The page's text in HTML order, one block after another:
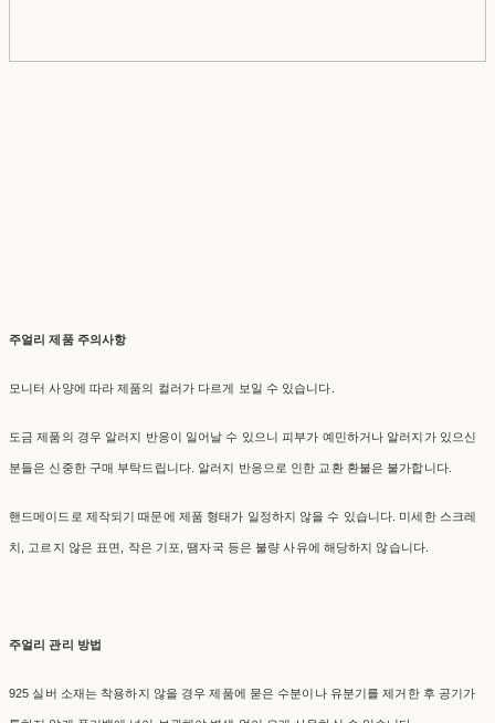
주얼리 제품 주의사항
모니터 사양에 따라 제품의 컬러가 다르게 보일 수 있습니다.
도금 제품의 경우 알러지 반응이 일어날 수 있으니 피부가 예민하거나 알러지가 있으신
분들은 신중한 구매 부탁드립니다. 알러지 반응으로 인한 교환 환불은 불가합니다.
핸드메이드로 제작되기 때문에 제품 형태가 일정하지 않을 수 있습니다. 미세한 스크레
치, 고르지 않은 표면, 작은 기포, 땜자국 등은 불량 사유에 해당하지 않습니다.
주얼리 관리 방법
925 실버 소재는 착용하지 않을 경우 제품에 묻은 수분이나 유분기를 제거한 후 공기가